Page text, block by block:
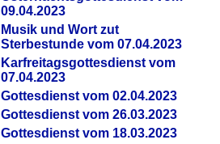
09.04.2023
Musik und Wort zut
Sterbestunde vom 07.04.2023
Karfreitagsgottesdienst vom
07.04.2023
Gottesdienst vom 02.04.2023
Gottesdienst vom 26.03.2023
Gottesdienst vom 18.03.2023